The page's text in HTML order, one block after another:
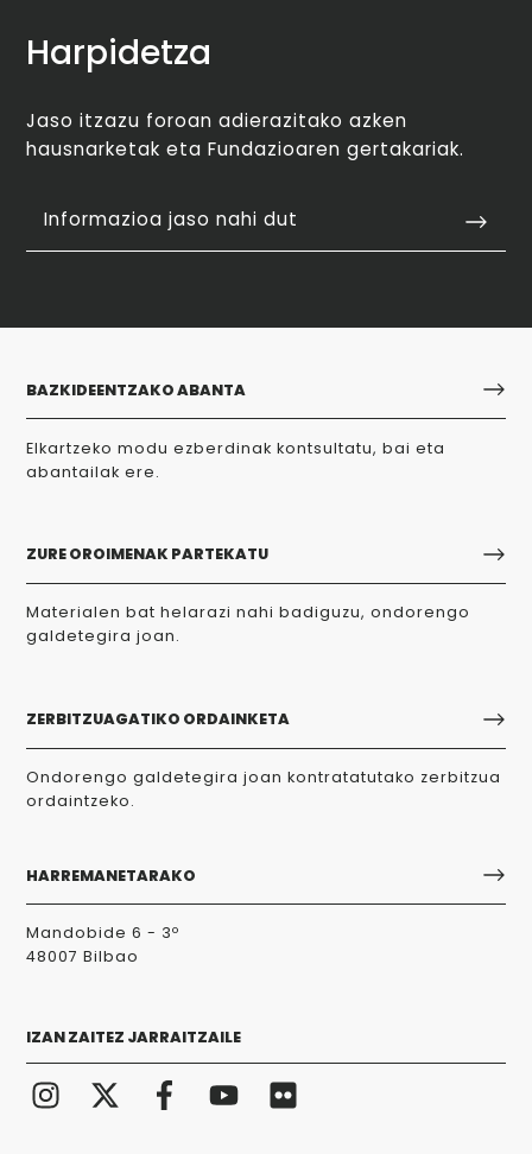
Harpidetza
Jaso itzazu foroan adierazitako azken
hausnarketak eta Fundazioaren gertakariak.
Informazioa jaso nahi dut
BAZKIDEENTZAKO ABANTA
Elkartzeko modu ezberdinak kontsultatu, bai eta
abantailak ere.
ZURE OROIMENAK PARTEKATU
Materialen bat helarazi nahi badiguzu, ondorengo
galdetegira joan.
ZERBITZUAGATIKO ORDAINKETA
Ondorengo galdetegira joan kontratatutako zerbitzua
ordaintzeko.
HARREMANETARAKO
Mandobide 6 - 3º
48007 Bilbao
IZAN ZAITEZ JARRAITZAILE